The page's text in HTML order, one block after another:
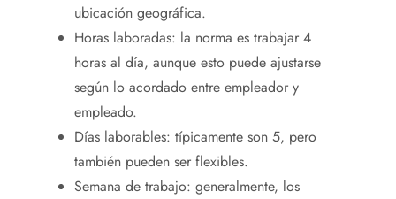
ubicación geográfica.
Horas laboradas: la norma es trabajar 4
horas al día, aunque esto puede ajustarse
según lo acordado entre empleador y
empleado.
Días laborables: típicamente son 5, pero
también pueden ser flexibles.
Semana de trabajo: generalmente, los